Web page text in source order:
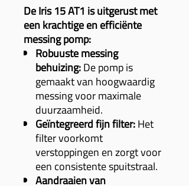
De Iris 15 AT1 is uitgerust met
een krachtige en efficiënte
messing pomp:
Robuuste messing
behuizing:De pomp is
gemaakt van hoogwaardig
messing voor maximale
duurzaamheid.
Geïntegreerd fijn filter:Het
filter voorkomt
verstoppingen en zorgt voor
een consistente spuitstraal.
Aandraaien van